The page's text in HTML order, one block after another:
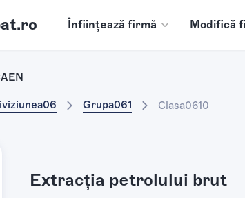
Înființează firmă Modifică
06 Grupa061 Clasa0610
Extracţia petrolului brut